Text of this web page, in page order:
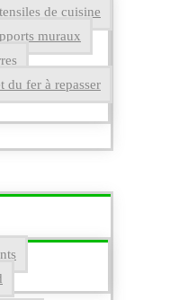
de cuisine
muraux
du fer à repasser